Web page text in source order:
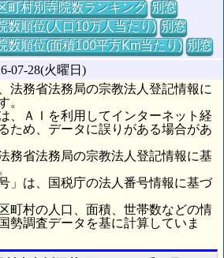
町村別寺院数ランキング 別窓
数順位(人口10万人当たり) 別窓
数順位(面積100平方Km当たり) 別窓
07-28(火曜日)
法務省法務局の宗教法人登記情報に
。
、ＡＩを利用してインターネット経
ため、データに誤りがある場合があ
務省法務局の宗教法人登記情報に基
」は、国税庁の法人番号情報に基づ
町村の人口、面積、世帯数などの情
勢調査データを基に計算していま